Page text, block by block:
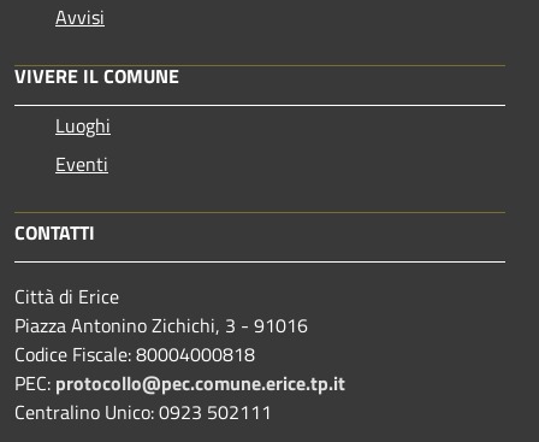
Avvisi
VIVERE IL COMUNE
Luoghi
Eventi
CONTATTI
Città di Erice
Piazza Antonino Zichichi, 3 - 91016
Codice Fiscale: 80004000818
PEC: protocollo@pec.comune.erice.tp.it
Centralino Unico: 0923 502111